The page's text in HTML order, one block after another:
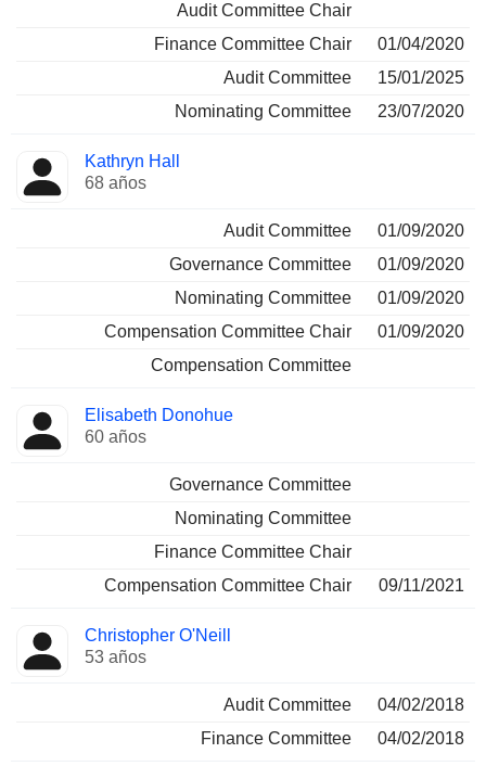
Audit Committee Chair
Finance Committee Chair
01/04/2020
Audit Committee
15/01/2025
Nominating Committee
23/07/2020
Kathryn Hall
68 años
Audit Committee
01/09/2020
Governance Committee
01/09/2020
Nominating Committee
01/09/2020
Compensation Committee Chair
01/09/2020
Compensation Committee
Elisabeth Donohue
60 años
Governance Committee
Nominating Committee
Finance Committee Chair
Compensation Committee Chair
09/11/2021
Christopher O'Neill
53 años
Audit Committee
04/02/2018
Finance Committee
04/02/2018